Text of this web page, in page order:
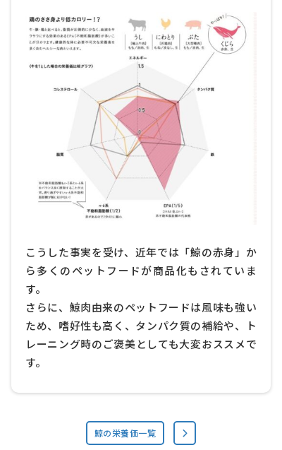
こうした事実を受け、近年では「鯨の赤身」か
ら多くのペットフードが商品化もされていま
す。
さらに、鯨肉由来のペットフードは風味も強い
ため、嗜好性も高く、タンパク質の補給や、ト
レーニング時のご褒美としても大変おススメで
す。
鯨の栄養価一覧